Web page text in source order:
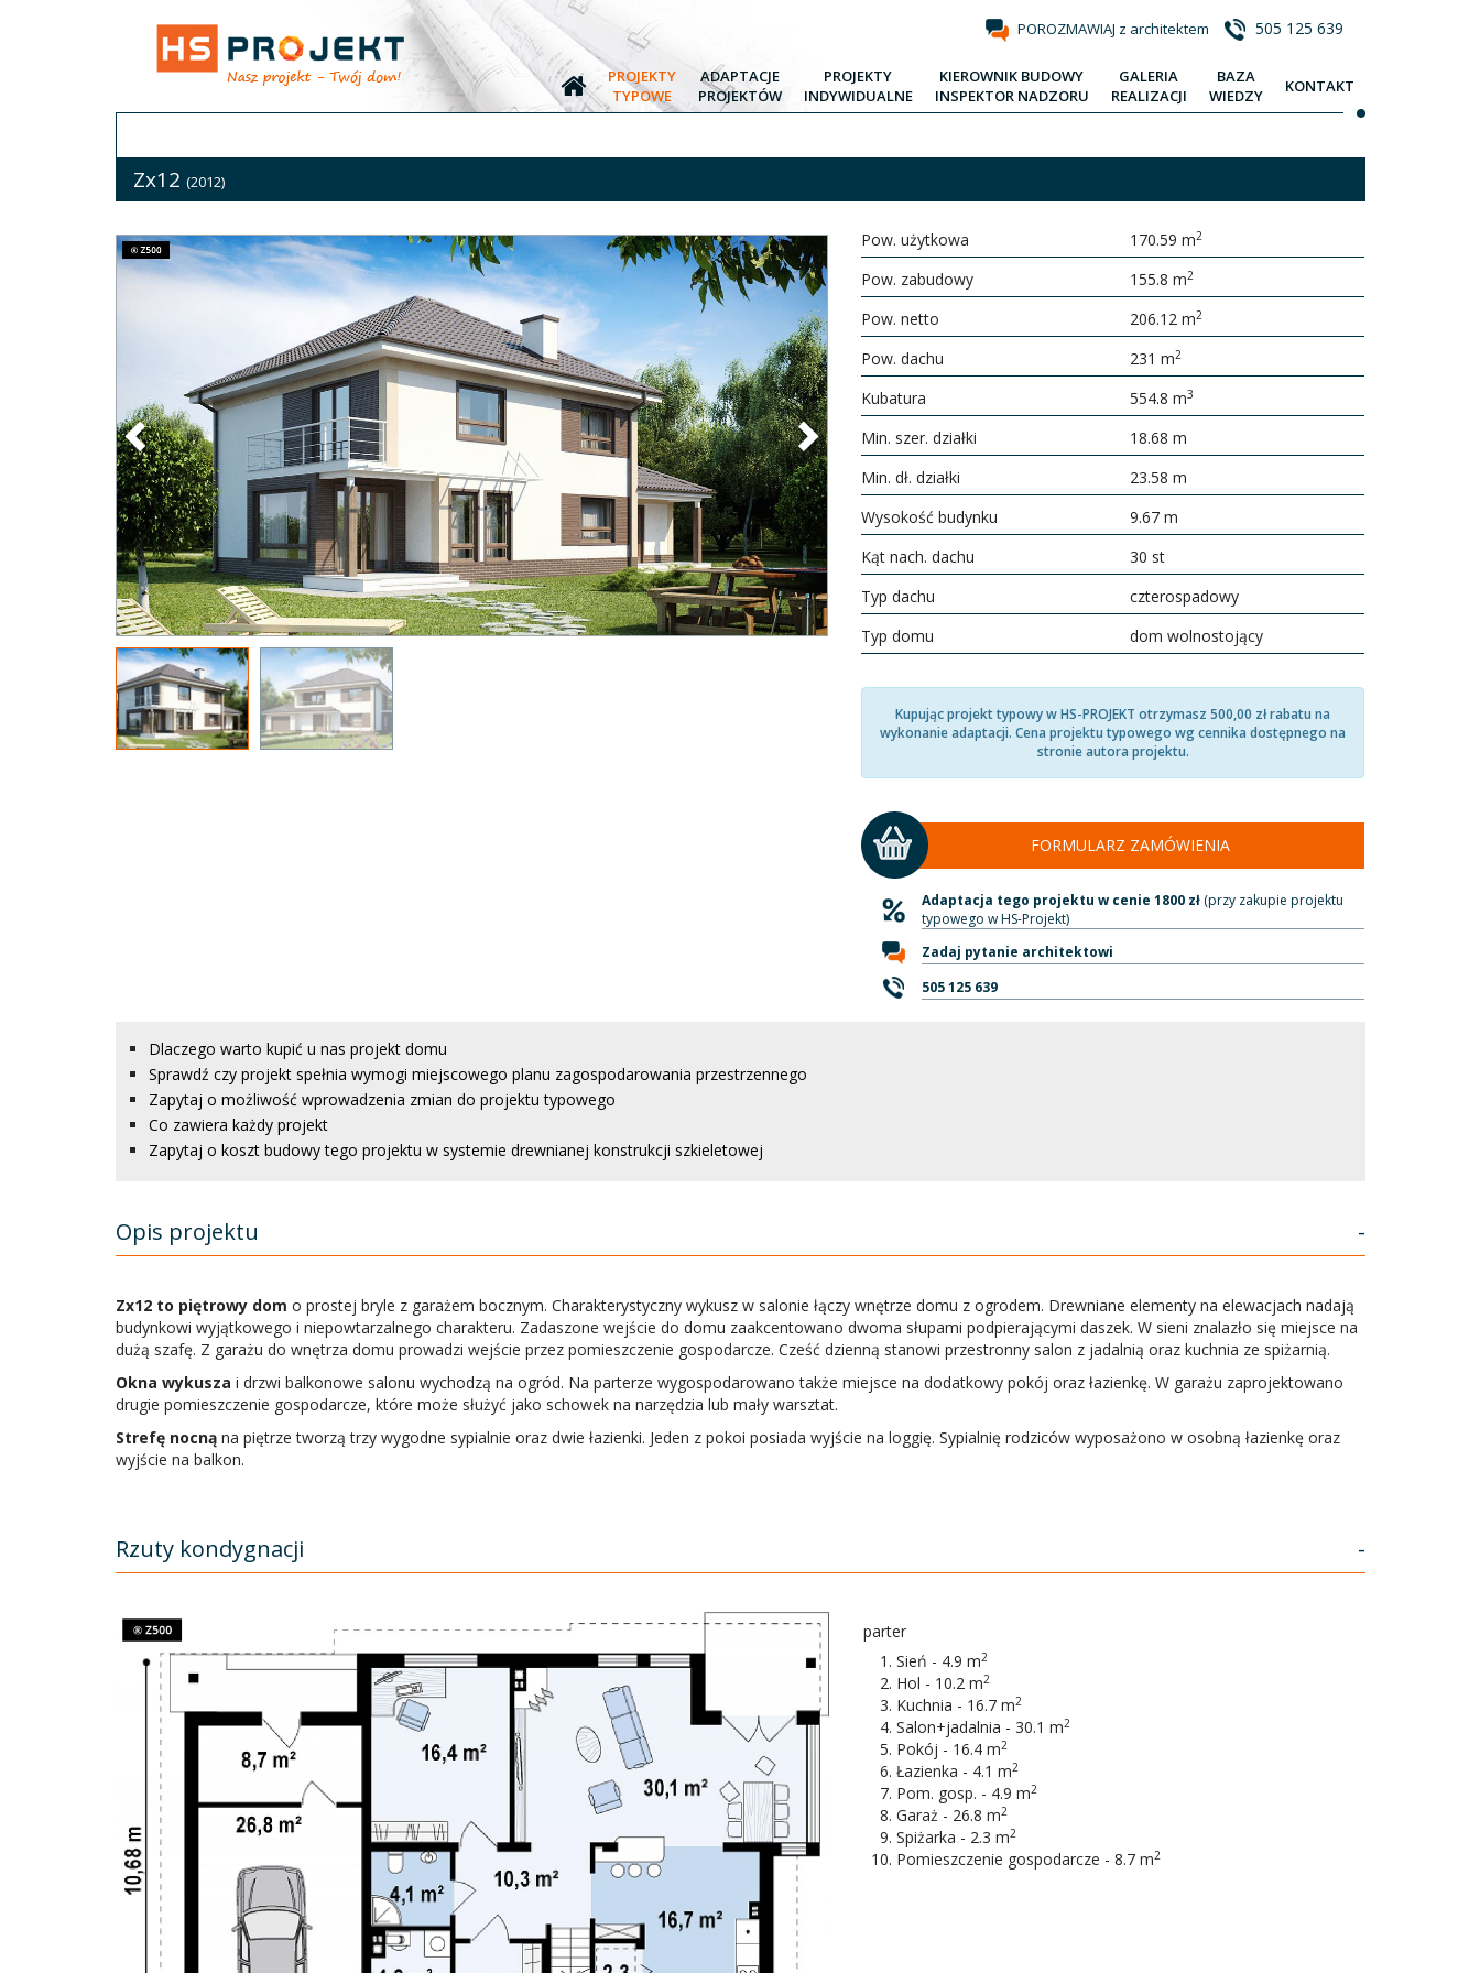
POROZMAWIAJ z architektem 505 125 639
PROJEKTY
TYPOWE
ADAPTACJE
PROJEKTÓW
PROJEKTY
INDYWIDUALNE
KIEROWNIK BUDOWY
INSPEKTOR NADZORU
GALERIA
REALIZACJI
BAZA
WIEDZY
KONTAKT
Zx12 (2012)
Previous Next
Pow. użytkowa 170.59 m2
Pow. zabudowy 155.8 m2
Pow. netto 206.12 m2
Pow. dachu 231 m2
Kubatura 554.8 m3
Min. szer. działki
18.68 m
Min. dł. działki
23.58 m
Wysokość budynku
9.67 m
Kąt nach. dachu
30 st
Typ dachu
czterospadowy
Typ domu
dom wolnostojący
Kupując projekt typowy w HS-PROJEKT otrzymasz 500,00 zł rabatu na
wykonanie adaptacji. Cena projektu typowego wg cennika dostępnego na
stronie autora projektu.
FORMULARZ ZAMÓWIENIA
Adaptacja tego projektu w cenie 1800 zł(przy zakupie projektu
typowego w HS-Projekt)
Zadaj pytanie architektowi
505 125 639
Dlaczego warto kupić u nas projekt domu
Sprawdź czy projekt spełnia wymogi miejscowego planu zagospodarowania przestrzennego
Zapytaj o możliwość wprowadzenia zmian do projektu typowego
Co zawiera każdy projekt
Zapytaj o koszt budowy tego projektu w systemie drewnianej konstrukcji szkieletowej
Opis projektu -
Zx12 to piętrowy dom o prostej bryle z garażem bocznym. Charakterystyczny wykusz w salonie łączy wnętrze domu z ogrodem. Drewniane elementy na elewacjach nadają
budynkowi wyjątkowego i niepowtarzalnego charakteru. Zadaszone wejście do domu zaakcentowano dwoma słupami podpierającymi daszek. W sieni znalazło się miejsce na
dużą szafę. Z garażu do wnętrza domu prowadzi wejście przez pomieszczenie gospodarcze. Cześć dzienną stanowi przestronny salon z jadalnią oraz kuchnia ze spiżarnią.
Okna wykusza i drzwi balkonowe salonu wychodzą na ogród. Na parterze wygospodarowano także miejsce na dodatkowy pokój oraz łazienkę. W garażu zaprojektowano
drugie pomieszczenie gospodarcze, które może służyć jako schowek na narzędzia lub mały warsztat.
Strefę nocnąna piętrze tworzą trzy wygodne sypialnie oraz dwie łazienki. Jeden z pokoi posiada wyjście na loggię. Sypialnię rodziców wyposażono w osobną łazienkę oraz
wyjście na balkon.
Rzuty kondygnacji -
parter
Sień - 4.9 m2
Hol - 10.2 m2
Kuchnia - 16.7 m2
Salon+jadalnia - 30.1 m2
Pokój - 16.4 m2
Łazienka - 4.1 m2
Pom. gosp. - 4.9 m2
Garaż - 26.8 m2
Spiżarka - 2.3 m2
Pomieszczenie gospodarcze - 8.7 m2